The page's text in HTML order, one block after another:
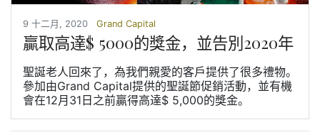
9 十二月, 2020 Grand Capital
贏取高達$ 5000的獎金，並告別2020年
聖誕老人回來了，為我們親愛的客戶提供了很多禮物。
參加由Grand Capital提供的聖誕節促銷活動，並有機
會在12月31日之前贏得高達$ 5,000的獎金。